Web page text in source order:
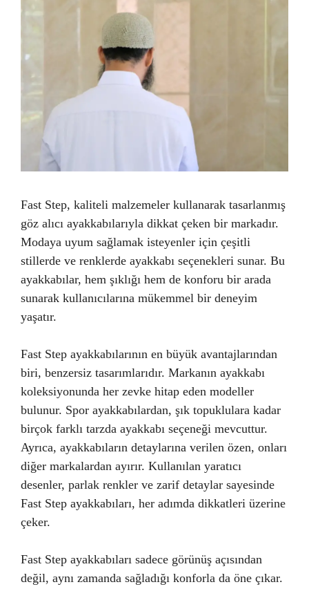
Fast Step, kaliteli malzemeler kullanarak tasarlanmış
göz alıcı ayakkabılarıyla dikkat çeken bir markadır.
Modaya uyum sağlamak isteyenler için çeşitli
stillerde ve renklerde ayakkabı seçenekleri sunar. Bu
ayakkabılar, hem şıklığı hem de konforu bir arada
sunarak kullanıcılarına mükemmel bir deneyim
yaşatır.
Fast Step ayakkabılarının en büyük avantajlarından
biri, benzersiz tasarımlarıdır. Markanın ayakkabı
koleksiyonunda her zevke hitap eden modeller
bulunur. Spor ayakkabılardan, şık topuklulara kadar
birçok farklı tarzda ayakkabı seçeneği mevcuttur.
Ayrıca, ayakkabıların detaylarına verilen özen, onları
diğer markalardan ayırır. Kullanılan yaratıcı
desenler, parlak renkler ve zarif detaylar sayesinde
Fast Step ayakkabıları, her adımda dikkatleri üzerine
çeker.
Fast Step ayakkabıları sadece görünüş açısından
değil, aynı zamanda sağladığı konforla da öne çıkar.